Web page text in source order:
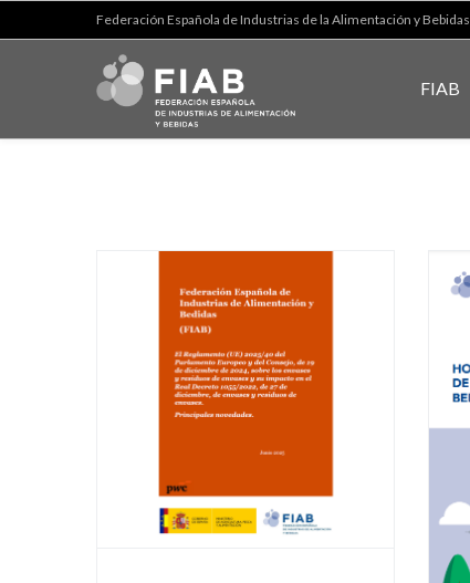
Federación Española de Industrias de la Alimentación y Bebidas
FIAB